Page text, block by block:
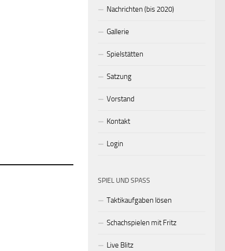
Nachrichten (bis 2020)
Gallerie
Spielstätten
Satzung
Vorstand
Kontakt
Login
SPIEL UND SPASS
Taktikaufgaben lösen
Schachspielen mit Fritz
Live Blitz